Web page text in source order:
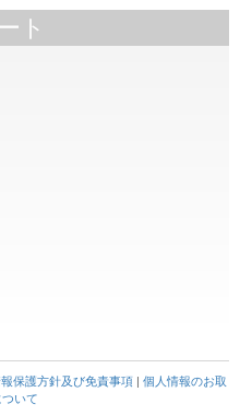
ト
保護方針及び免責事項| 個人情報のお取
ついて